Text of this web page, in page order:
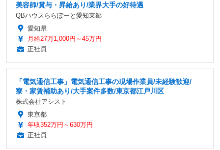
美容師/賞与・昇給あり/業界大手の好待遇
QBハウスららぽーと愛知東郷
愛知県
月給27万1,000円～45万円
正社員
「電気通信工事」電気通信工事の現場作業員/未経験歓迎/
寮・家賃補助あり/大手案件多数/東京都江戸川区
株式会社アシスト
東京都
年収352万円～630万円
正社員